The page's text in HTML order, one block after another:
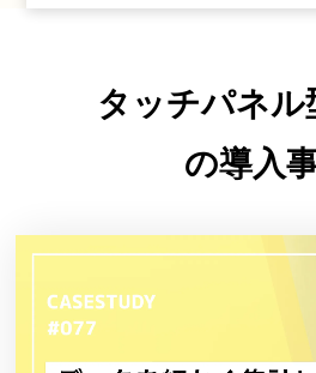
タッチパネル
の導入